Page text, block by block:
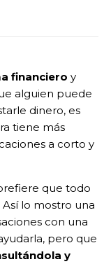
financiero y
alguien puede
dinero, es
tiene más
a corto y
que todo
lo mostro una
con una
pero que
y